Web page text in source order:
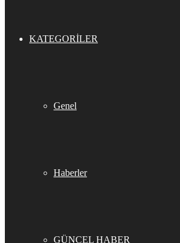
KATEGORILER
Genel
Haberler
GÜNCEL HABER